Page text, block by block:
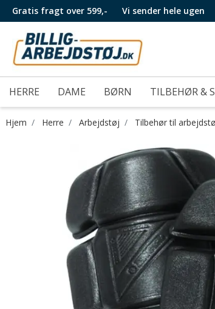
Gratis fragt over 599,- Vi sender hele ugen
HERRE DAME BØRN TILBEHØR &
Hjem Herre Arbejdstøj Tilbehør til